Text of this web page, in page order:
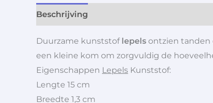
Beschrijving
Duurzame kunststof lepels ontzien tanden
een kleine kom om zorgvuldig de
Eigenschappen Lepels Kunststof:
Lengte 15 cm
Breedte 1,3 cm